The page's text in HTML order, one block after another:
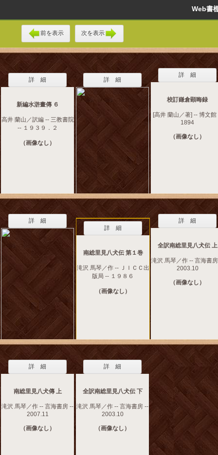
Web
前を表示 次を表示
詳 細
新編水滸畫傳 ６
高井 蘭山／訳編 -- 三教書院
-- １９３９．２
（画像なし）
詳 細
詳 細
校訂鎌倉顕晦録
[高井 蘭山／著] -- 博文館
1894
（画像なし）
詳 細
詳 細
南総里見八犬伝 第１巻
滝沢 馬琴／作 -- ＪＩＣＣ出
版局 -- １９８６
（画像なし）
詳 細
全訳南総里見八犬伝 上
滝沢 馬琴／作 -- 言海書
2003.10
（画像なし）
詳 細
南総里見八犬傳 上
滝沢 馬琴／作 -- 言海書房 --
2007.11
（画像なし）
詳 細
全訳南総里見八犬伝 下
滝沢 馬琴／作 -- 言海書房 --
2003.10
（画像なし）